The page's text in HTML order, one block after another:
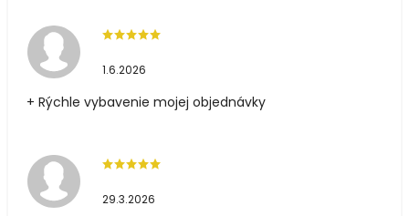
1.6.2026
+ Rýchle vybavenie mojej objednávky
29.3.2026